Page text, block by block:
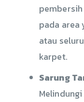
pada area
atau
karpet.
Sarung